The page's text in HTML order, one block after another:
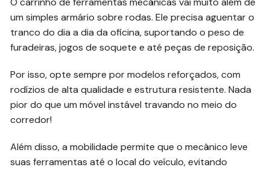
um simples armário sobre rodas. Ele precisa aguentar o
tranco do dia a dia da oficina, suportando o peso de
furadeiras, jogos de soquete e até peças de reposição.
Por isso, opte sempre por modelos reforçados, com
rodízios de alta qualidade e estrutura resistente. Nada
pior do que um móvel instável travando no meio do
corredor!
Além disso, a mobilidade permite que o mecânico leve
suas ferramentas até o local do veículo, evitando